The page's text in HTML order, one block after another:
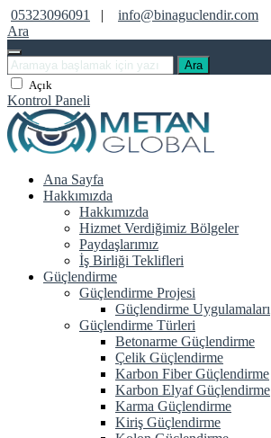
05323096091 |
info@binaguclendir.com
Ara
Ara
Açık
Kontrol Paneli
Ana Sayfa
Hakkımızda
Hakkımızda
Hizmet Verdiğimiz Bölgeler
Paydaşlarımız
İş Birliği Teklifleri
Güçlendirme
Güçlendirme Projesi
Güçlendirme Uygulamaları
Güçlendirme Türleri
Betonarme Güçlendirme
Çelik Güçlendirme
Karbon Fiber Güçlendirme
Karbon Elyaf Güçlendirme
Karma Güçlendirme
Kiriş Güçlendirme